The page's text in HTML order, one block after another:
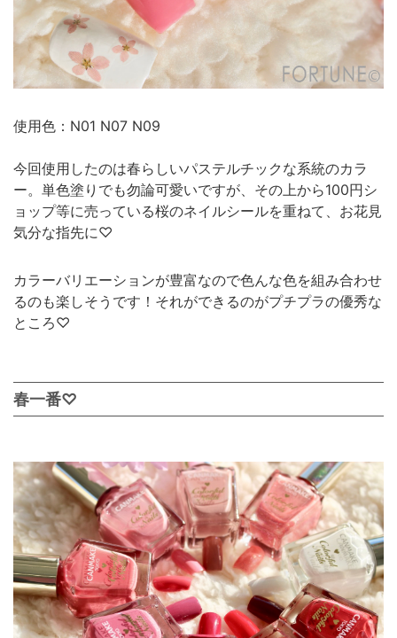
使用色：N01 N07 N09
今回使用したのは春らしいパステルチックな系統のカラ
ー。単色塗りでも勿論可愛いですが、その上から100円シ
ョップ等に売っている桜のネイルシールを重ねて、お花見
気分な指先に♡
カラーバリエーションが豊富なので色んな色を組み合わせ
るのも楽しそうです！それができるのがプチプラの優秀な
ところ♡
春一番♡